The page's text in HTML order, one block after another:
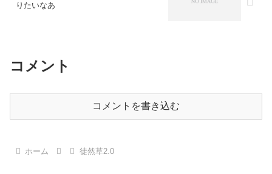
りたいなあ
コメント
コメントを書き込む
ホーム 徒然草2.0